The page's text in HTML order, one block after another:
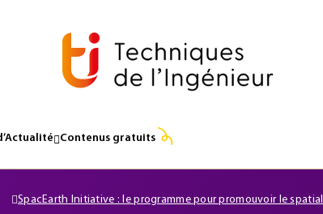
Contenus gratuits
SpacEarth Initiative : le programme pour promouvoir le spatial